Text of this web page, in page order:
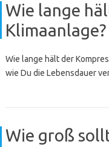
Wie lange
Klimaanlage?
Wie lange hält der
wie Du die Lebensdauer
Wie groß